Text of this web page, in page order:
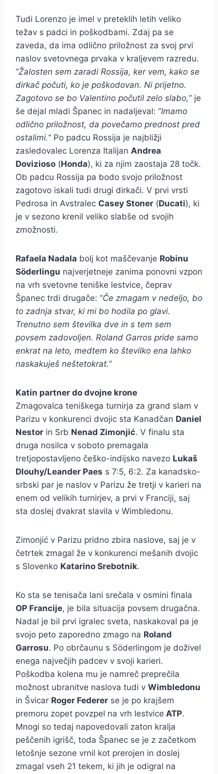
Tudi Lorenzo je imel v preteklih letih veliko
težav s padci in poškodbami. Zdaj pa se
zaveda, da ima odlično priložnost za svoj prvi
naslov svetovnega prvaka v kraljevem razredu.
“Žalosten sem zaradi Rossija, ker vem, kako se
dirkač počuti, ko je poškodovan. Ni prijetno.
Zagotovo se bo Valentino počutil zelo slabo,“ je
še dejal mladi Španec in nadaljeval: “Imamo
odlično priložnost, da povečamo prednost pred
ostalimi.“ Po padcu Rossija je najbližji
zasledovalec Lorenza Italijan Andrea
Dovizioso (Honda), ki za njim zaostaja 28 točk.
Ob padcu Rossija pa bodo svojo priložnost
zagotovo iskali tudi drugi dirkači. V prvi vrsti
Pedrosa in Avstralec Casey Stoner (Ducati), ki
je v sezono krenil veliko slabše od svojih
zmožnosti.
Rafaela Nadala bolj kot maščevanje Robinu
Söderlingu najverjetneje zanima ponovni vzpon
na vrh svetovne teniške lestvice, čeprav
Španec trdi drugače: “Če zmagam v nedeljo, bo
to zadnja stvar, ki mi bo hodila po glavi.
Trenutno sem številka dve in s tem sem
povsem zadovoljen. Roland Garros pride samo
enkrat na leto, medtem ko številko ena lahko
naskakuješ neštetokrat.“
Katin partner do dvojne krone
Zmagovalca teniškega turnirja za grand slam v
Parizu v konkurenci dvojic sta Kanadčan Daniel
Nestor in Srb Nenad Zimonjić. V finalu sta
druga nosilca v soboto premagala
tretjopostavljeno češko-indijsko navezo Lukaš
Dlouhy/Leander Paes s 7:5, 6:2. Za kanadsko-
srbski par je naslov v Parizu že tretji v karieri na
enem od velikih turnirjev, a prvi v Franciji, saj
sta doslej dvakrat slavila v Wimbledonu.
Zimonjić v Parizu pridno zbira naslove, saj je v
četrtek zmagal že v konkurenci mešanih dvojic
s Slovenko Katarino Srebotnik.
Ko sta se tenisača lani srečala v osmini finala
OP Francije, je bila situacija povsem drugačna.
Nadal je bil prvi igralec sveta, naskakoval pa je
svojo peto zaporedno zmago na Roland
Garrosu. Po obrčaunu s Söderlingom je doživel
enega največjih padcev v svoji karieri.
Poškodba kolena mu je namreč preprečila
možnost ubranitve naslova tudi v Wimbledonu
in Švicar Roger Federer se je po krajšem
premoru zopet povzpel na vrh lestvice ATP.
Mnogi so tedaj napovedovali zaton kralja
peščenih igrišč, toda Španec se je z začetkom
letošnje sezone vrnil kot prerojen in doslej
zmagal vseh 21 tekem, ki jih je odigral na